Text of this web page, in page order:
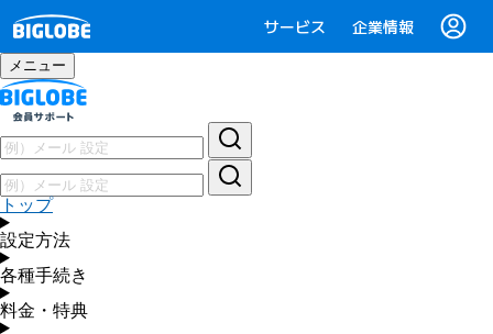
サービス 企業情報
メニュー
トップ
設定方法
各種手続き
料金・特典